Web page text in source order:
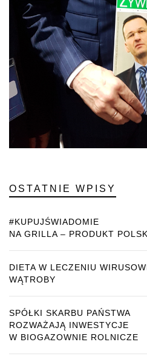
OSTATNIE WPISY
#KUPUJŚWIADOMIE
NA GRILLA – PRODUKT
DIETA W LECZENIU
WĄTROBY
SPÓŁKI SKARBU PAŃSTWA
ROZWAŻAJĄ INWESTYCJE
W BIOGAZOWNIE ROLNICZE